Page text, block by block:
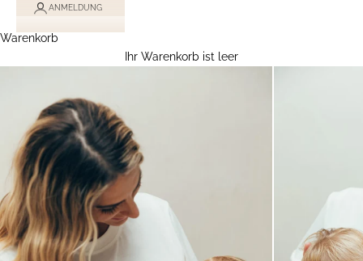
ANMELDUNG
Warenkorb
Ihr Warenkorb ist leer